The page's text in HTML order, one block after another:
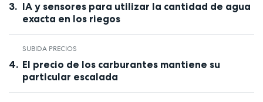
IA y sensores para utilizar la cantidad de agua
exacta en los riegos
SUBIDA PRECIOS
El precio de los carburantes mantiene su
particular escalada